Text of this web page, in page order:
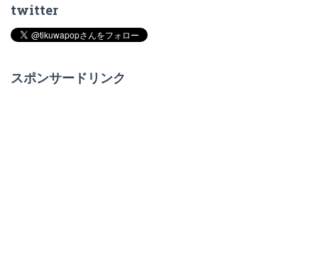
twitter
スポンサードリンク